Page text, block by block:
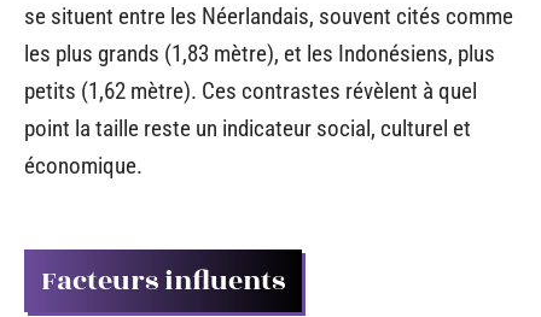
se situent entre les Néerlandais, souvent cités comme
les plus grands (1,83 mètre), et les Indonésiens, plus
petits (1,62 mètre). Ces contrastes révèlent à quel
point la taille reste un indicateur social, culturel et
économique.
Facteurs influents